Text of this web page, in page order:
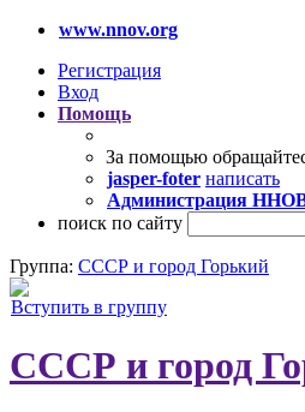
www.nnov.org
Регистрация
Вход
Помощь
За помощью
jasper-foter написать
Администрация
поиск по сайту
Группа: СССР и город Горький
Вступить в группу
СССР и город